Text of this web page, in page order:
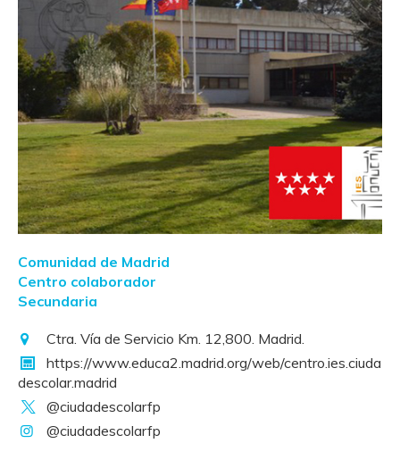
Comunidad de Madrid
Centro colaborador
Secundaria
Ctra. Vía de Servicio Km. 12,800. Madrid.
https://www.educa2.madrid.org/web/centro.ies.ciuda
descolar.madrid
@ciudadescolarfp
@ciudadescolarfp